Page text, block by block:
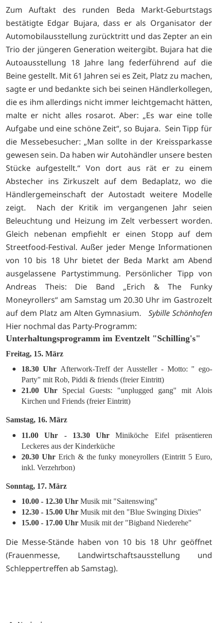
Zum Auftakt des runden Beda Markt-Geburtstags
bestätigte Edgar Bujara, dass er als Organisator der
Automobilausstellung zurücktritt und das Zepter an ein
Trio der jüngeren Generation weitergibt. Bujara hat die
Autoausstellung 18 Jahre lang federführend auf die
Beine gestellt. Mit 61 Jahren sei es Zeit, Platz zu machen,
sagte er und bedankte sich bei seinen Händlerkollegen,
die es ihm allerdings nicht immer leichtgemacht hätten,
malte er nicht alles rosarot. Aber: „Es war eine tolle
Aufgabe und eine schöne Zeit“, so Bujara. Sein Tipp für
die Messebesucher: „Man sollte in der Kreissparkasse
gewesen sein. Da haben wir Autohändler unsere besten
Stücke aufgestellt.“ Von dort aus rät er zu einem
Abstecher ins Zirkuszelt auf dem Bedaplatz, wo die
Händlergemeinschaft der Autostadt weitere Modelle
zeigt. Nach der Kritik im vergangenen Jahr seien
Beleuchtung und Heizung im Zelt verbessert worden.
Gleich nebenan empfiehlt er einen Stopp auf dem
Streetfood-Festival. Außer jeder Menge Informationen
von 10 bis 18 Uhr bietet der Beda Markt am Abend
ausgelassene Partystimmung. Persönlicher Tipp von
Andreas Theis: Die Band „Erich & The Funky
Moneyrollers“ am Samstag um 20.30 Uhr im Gastrozelt
auf dem Platz am Alten Gymnasium.Sybille Schönhofen
Hier nochmal das Party-Programm:
Unterhaltungsprogramm im Eventzelt "Schilling's"
Freitag, 15. März
18.30 Uhr Afterwork-Treff der Aussteller - Motto: " ego-
Party" mit Rob, Piddi & friends (freier Eintritt)
21.00 Uhr Special Guests: "unplugged gang" mit Alois
Kirchen und Friends (freier Eintritt)
Samstag, 16. März
11.00 Uhr - 13.30 Uhr Miniköche Eifel präsentieren
Leckeres aus der Kinderküche
20.30 UhrErich & the funky moneyrollers (Eintritt 5 Euro,
inkl. Verzehrbon)
Sonntag, 17. März
10.00 - 12.30 Uhr Musik mit "Saitenswing"
12.30 - 15.00 Uhr Musik mit den "Blue Swinging Dixies"
15.00 - 17.00 Uhr Musik mit der "Bigband Niederehe"
Die Messe-Stände haben von 10 bis 18 Uhr geöffnet
(Frauenmesse, Landwirtschaftsausstellung und
Schleppertreffen ab Samstag).